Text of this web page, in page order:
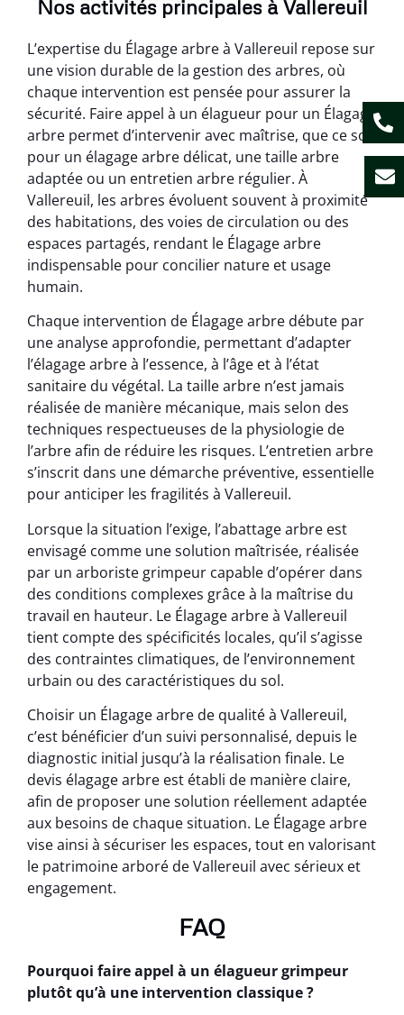
Nos activités principales à Vallereuil
L’expertise du Élagage arbre à Vallereuil repose sur
une vision durable de la gestion des arbres, où
chaque intervention est pensée pour assurer la
sécurité. Faire appel à un élagueur pour un Élagage
arbre permet d’intervenir avec maîtrise, que ce soit
pour un élagage arbre délicat, une taille arbre
adaptée ou un entretien arbre régulier. À
Vallereuil, les arbres évoluent souvent à proximité
des habitations, des voies de circulation ou des
espaces partagés, rendant le Élagage arbre
indispensable pour concilier nature et usage
humain.
Chaque intervention de Élagage arbre débute par
une analyse approfondie, permettant d’adapter
l’élagage arbre à l’essence, à l’âge et à l’état
sanitaire du végétal. La taille arbre n’est jamais
réalisée de manière mécanique, mais selon des
techniques respectueuses de la physiologie de
l’arbre afin de réduire les risques. L’entretien arbre
s’inscrit dans une démarche préventive, essentielle
pour anticiper les fragilités à Vallereuil.
Lorsque la situation l’exige, l’abattage arbre est
envisagé comme une solution maîtrisée, réalisée
par un arboriste grimpeur capable d’opérer dans
des conditions complexes grâce à la maîtrise du
travail en hauteur. Le Élagage arbre à Vallereuil
tient compte des spécificités locales, qu’il s’agisse
des contraintes climatiques, de l’environnement
urbain ou des caractéristiques du sol.
Choisir un Élagage arbre de qualité à Vallereuil,
c’est bénéficier d’un suivi personnalisé, depuis le
diagnostic initial jusqu’à la réalisation finale. Le
devis élagage arbre est établi de manière claire,
afin de proposer une solution réellement adaptée
aux besoins de chaque situation. Le Élagage arbre
vise ainsi à sécuriser les espaces, tout en valorisant
le patrimoine arboré de Vallereuil avec sérieux et
engagement.
FAQ
Pourquoi faire appel à un élagueur grimpeur
plutôt qu’à une intervention classique ?